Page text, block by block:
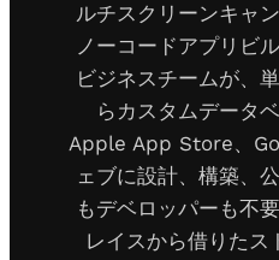
ルチスクリーンキャ
ノーコードアプリビ
ビジネスチームが、
らカスタムデータ
Apple App Store、
ェブに設計、構築、
もデベロッパーも不
レイスから借りたス